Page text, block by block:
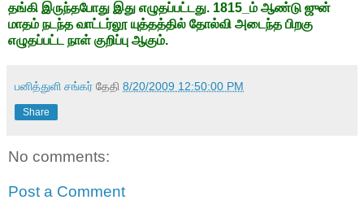
தங்கி இருந்தபோது இது எழுதப்பட்டது. 1815_ம் ஆண்டு ஜுன்
மாதம் நடந்த வாட்டர்லூ யுத்தத்தில் தோல்வி அடைந்த பிறகு
எழுதப்பட்ட நாள் குறிப்பு ஆகும்.
பனித்துளி சங்கர் தேதி 8/20/2009 12:50:00 PM
Share
No comments:
Post a Comment